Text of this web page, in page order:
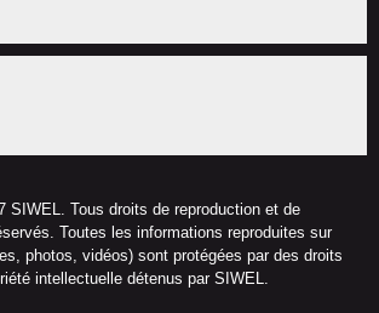
SIWEL. Tous droits de reproduction et de
Toutes les informations reproduites sur
photos, vidéos) sont protégées par des droits
intellectuelle détenus par SIWEL.